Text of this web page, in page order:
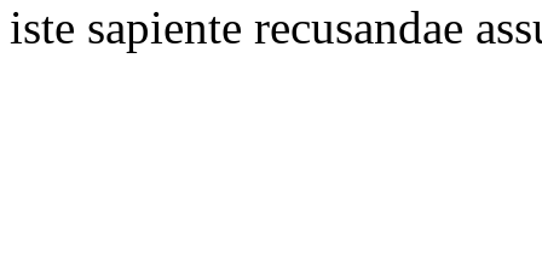
iste sapiente recusandae